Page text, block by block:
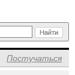
Постучаться